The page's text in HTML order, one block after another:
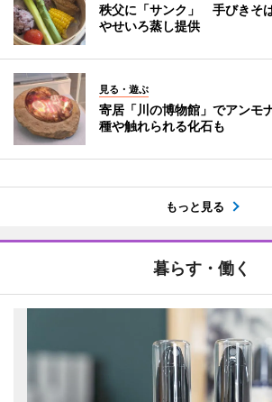
秩父に「サンク」 手びきそ
やせいろ蒸し提供
見る・遊ぶ
寄居「川の博物館」でアン
種や触れられる化石も
もっと見る
暮らす・働く